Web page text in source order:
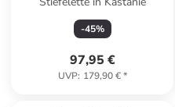
-45%
97,95 €
UVP: 179,90 €*